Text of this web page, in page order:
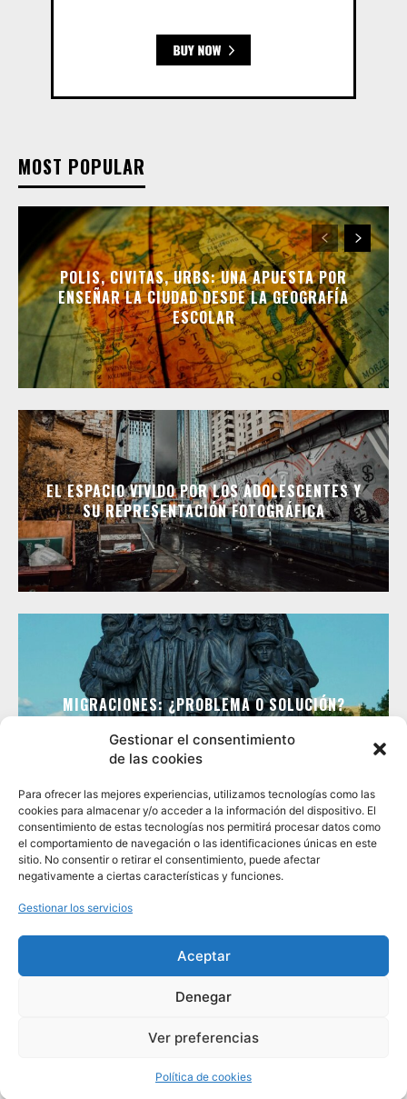
Gestionar el consentimiento
de las cookies
Para ofrecer las mejores experiencias, utilizamos tecnologías como las
cookies para almacenar y/o acceder a la información del dispositivo. El
consentimiento de estas tecnologías nos permitirá procesar datos como
el comportamiento de navegación o las identificaciones únicas en este
sitio. No consentir o retirar el consentimiento, puede afectar
negativamente a ciertas características y funciones.
Gestionar los servicios
Aceptar
Denegar
Ver preferencias
Política de cookies
MOST POPULAR
POLIS, CIVITAS, URBS: UNA APUESTA POR
ENSEÑAR LA CIUDAD DESDE LA GEOGRAFÍA
ESCOLAR
EL ESPACIO VIVIDO POR LOS ADOLESCENTES Y
SU REPRESENTACIÓN FOTOGRÁFICA
MIGRACIONES: ¿PROBLEMA O SOLUCIÓN?
GEOCRITIQ
INICIO EQUIPO EDITORIAL
EDITORIAL
PRIMERA ÉPOCA GEOCRITIQ
COPYRIGHT GEOCRITIQ | MADE WITH NEWSPAPER THEME